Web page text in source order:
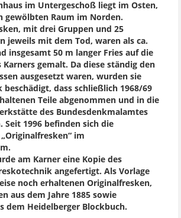
im Untergeschoß liegt im Osten,
gewölbten Raum im Norden.
mit drei Gruppen und 25
jeweils mit dem Tod, waren als ca.
insgesamt 50 m langer Fries auf die
gemalt. Da diese ständig den
ausgesetzt waren, wurden sie
dass schließlich 1968/69
Teile abgenommen und in die
des Bundesdenkmalamtes
Seit 1996 befinden sich die
im
am Karner eine Kopie des
angefertigt. Als Vorlage
noch erhaltenen Originalfresken,
aus dem Jahre 1885 sowie
dem Heidelberger Blockbuch.